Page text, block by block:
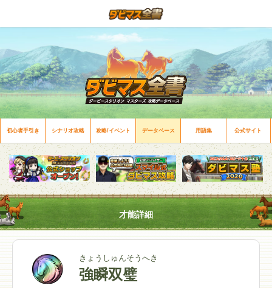
初心者手引き シナリオ攻略 攻略/イベント データベース 用語集 公式サイト
才能詳細
きょうしゅんそうへき
強瞬双璧